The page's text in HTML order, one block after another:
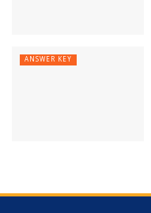
ANSWER KEY